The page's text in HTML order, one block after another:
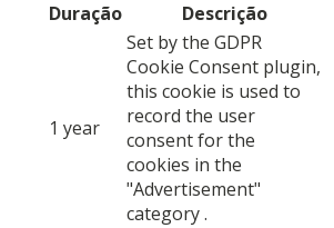
Duração Descrição
1 year
Set by the GDPR
Cookie Consent plugin,
this cookie is used to
record the user
consent for the
cookies in the
"Advertisement"
category .